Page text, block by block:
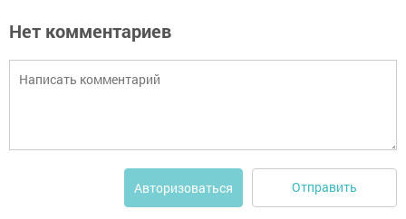
Нет комментариев
Авторизоваться Отправить